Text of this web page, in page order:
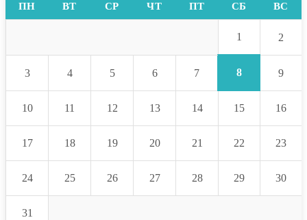
ПН ВТ СР ЧТ ПТ СБ ВС
1 2
3 4 5 6 7 8 9
10 11 12 13 14 15 16
17 18 19 20 21 22 23
24 25 26 27 28 29 30
31